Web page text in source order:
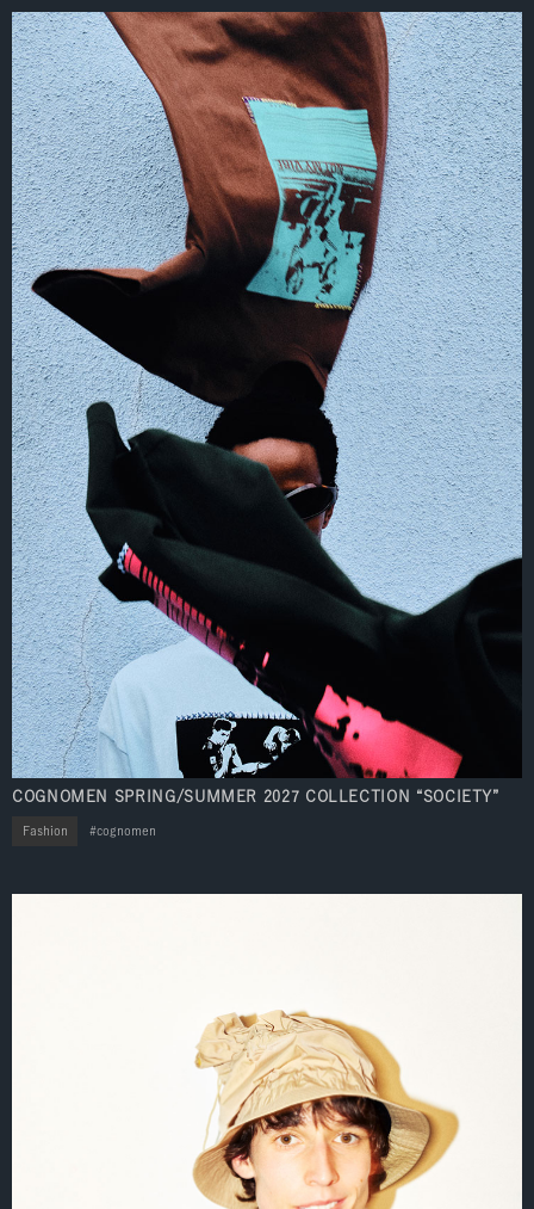
COGNOMEN SPRING/SUMMER 2027 COLLECTION “SOCIETY”
Fashion cognomen